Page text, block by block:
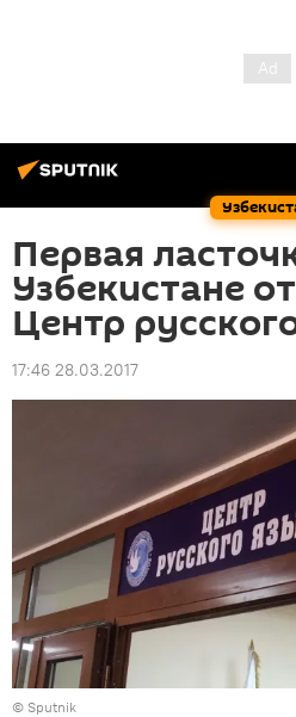
Первая
Узбекистане
Центр
17:46 28.03.2017
© Sputnik